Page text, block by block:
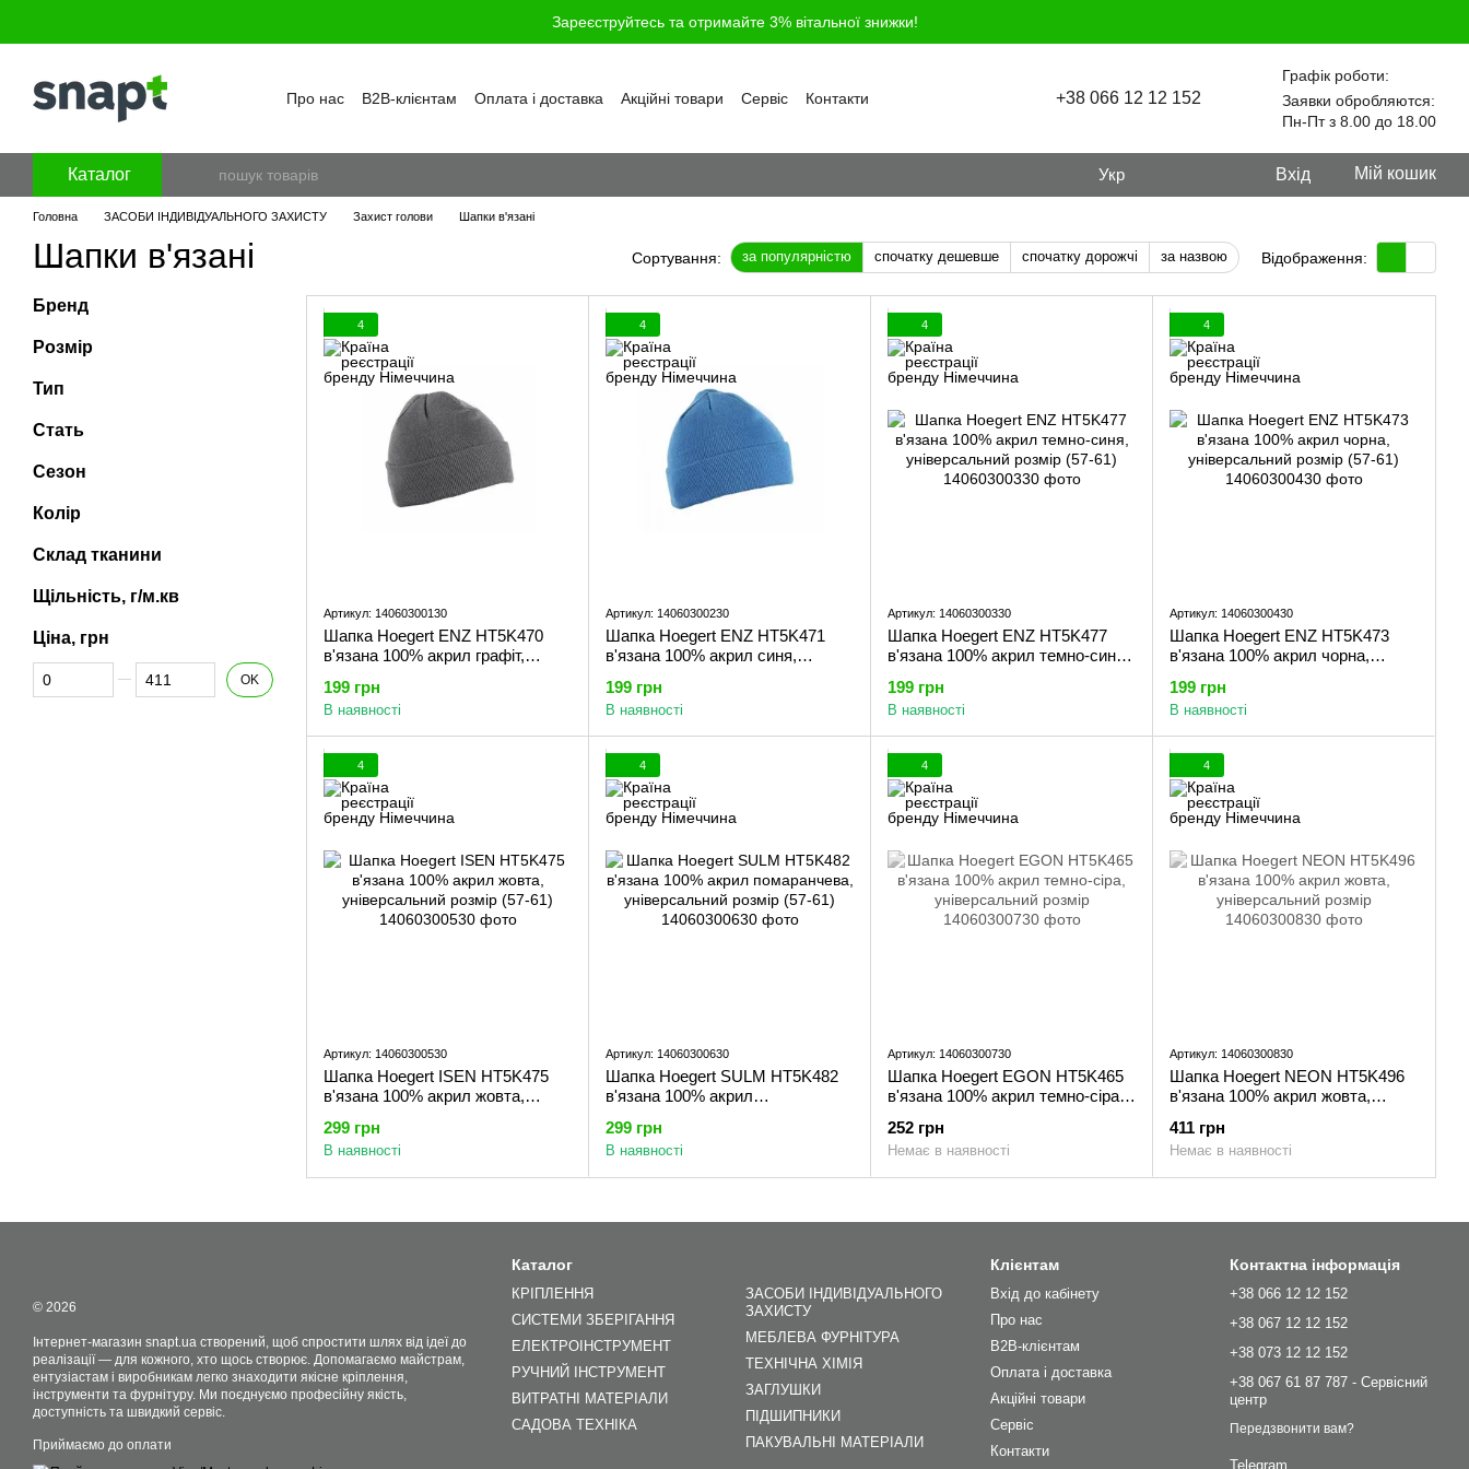
Зареєструйтесь та отримайте 3% вітальної знижки!
Про нас B2B-клієнтам Оплата і доставка Акційні товари Сервіс
Контакти
+38 066 12 12 152
Графік роботи:
Заявки обробляются:
Пн-Пт з 8.00 до 18.00
Каталог Укр Вхід Мій кошик
Головна ЗАСОБИ ІНДИВІДУАЛЬНОГО ЗАХИСТУ Захист голови Шапки в'язані
Шапки в'язані Сортування: за популярністю спочатку дешевше спочатку дорожчі за назвою Відображення:
4
Артикул: 14060300130
Шапка Hoegert ENZ HT5K470
в'язана 100% акрил графіт,
199 грн
В наявності
4
Артикул: 14060300230
Шапка Hoegert ENZ HT5K471
в'язана 100% акрил синя,
199 грн
В наявності
4
Артикул: 14060300330
Шапка Hoegert ENZ HT5K477
в'язана 100% акрил темно-синя,
199 грн
В наявності
4
Артикул: 14060300430
Шапка Hoegert ENZ HT5K473
в'язана 100% акрил чорна,
199 грн
В наявності
4
Артикул: 14060300530
Шапка Hoegert ISEN HT5K475
в'язана 100% акрил жовта,
299 грн
В наявності
4
Артикул: 14060300630
Шапка Hoegert SULM HT5K482
в'язана 100% акрил
розмір (57-61)
299 грн
В наявності
4
Артикул: 14060300730
Шапка Hoegert EGON HT5K465
в'язана 100% акрил темно-сіра,
252 грн
Немає в наявності
4
Артикул: 14060300830
Шапка Hoegert NEON HT5K496
в'язана 100% акрил жовта,
411 грн
Немає в наявності
Бренд
Розмір
Тип
Стать
Сезон
Колір
Склад тканини
Щільність, г/м.кв
Ціна, грн
Від Ціна, грн
До Ціна, грн OK
© 2026
Інтернет-магазин snapt.ua створений, щоб спростити шлях від ідеї до
реалізації — для кожного, хто щось створює. Допомагаємо майстрам,
ентузіастам і виробникам легко знаходити якісне кріплення,
інструменти та фурнітуру. Ми поєднуємо професійну якість,
доступність та швидкий сервіс.
Приймаємо до оплати
Каталог
КРІПЛЕННЯ
СИСТЕМИ ЗБЕРІГАННЯ
ЕЛЕКТРОІНСТРУМЕНТ
РУЧНИЙ ІНСТРУМЕНТ
ВИТРАТНІ МАТЕРІАЛИ
САДОВА ТЕХНІКА
ЗАСОБИ ІНДИВІДУАЛЬНОГО
ЗАХИСТУ
МЕБЛЕВА ФУРНІТУРА
ТЕХНІЧНА ХІМІЯ
ЗАГЛУШКИ
ПІДШИПНИКИ
ПАКУВАЛЬНІ МАТЕРІАЛИ
Клієнтам
Вхід до кабінету
Про нас
B2B-клієнтам
Оплата і доставка
Акційні товари
Сервіс
Контакти
Контактна інформація
+38 066 12 12 152
+38 067 12 12 152
+38 073 12 12 152
+38 067 61 87 787 - Сервісний
центр
Передзвонити вам?
Telegram